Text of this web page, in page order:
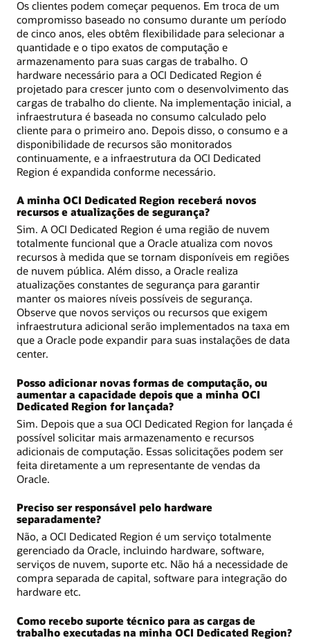
Os clientes podem começar pequenos. Em troca de um
compromisso baseado no consumo durante um período
de cinco anos, eles obtêm flexibilidade para selecionar a
quantidade e o tipo exatos de computação e
armazenamento para suas cargas de trabalho. O
hardware necessário para a OCI Dedicated Region é
projetado para crescer junto com o desenvolvimento das
cargas de trabalho do cliente. Na implementação inicial, a
infraestrutura é baseada no consumo calculado pelo
cliente para o primeiro ano. Depois disso, o consumo e a
disponibilidade de recursos são monitorados
continuamente, e a infraestrutura da OCI Dedicated
Region é expandida conforme necessário.
A minha OCI Dedicated Region receberá novos
recursos e atualizações de segurança?
Sim. A OCI Dedicated Region é uma região de nuvem
totalmente funcional que a Oracle atualiza com novos
recursos à medida que se tornam disponíveis em regiões
de nuvem pública. Além disso, a Oracle realiza
atualizações constantes de segurança para garantir
manter os maiores níveis possíveis de segurança.
Observe que novos serviços ou recursos que exigem
infraestrutura adicional serão implementados na taxa em
que a Oracle pode expandir para suas instalações de data
center.
Posso adicionar novas formas de computação, ou
aumentar a capacidade depois que a minha OCI
Dedicated Region for lançada?
Sim. Depois que a sua OCI Dedicated Region for lançada é
possível solicitar mais armazenamento e recursos
adicionais de computação. Essas solicitações podem ser
feita diretamente a um representante de vendas da
Oracle.
Preciso ser responsável pelo hardware
separadamente?
Não, a OCI Dedicated Region é um serviço totalmente
gerenciado da Oracle, incluindo hardware, software,
serviços de nuvem, suporte etc. Não há a necessidade de
compra separada de capital, software para integração do
hardware etc.
Como recebo suporte técnico para as cargas de
trabalho executadas na minha OCI Dedicated Region?